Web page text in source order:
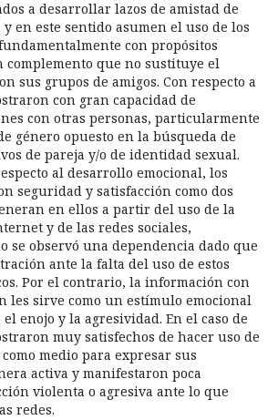
a desarrollar lazos de amistad de
en este sentido asumen el uso de los
con propósitos
complemento que no sustituye el
sus grupos de amigos. Con respecto a
con gran capacidad de
con otras personas, particularmente
género opuesto en la búsqueda de
de pareja y/o de identidad sexual.
al desarrollo emocional, los
seguridad y satisfacción como dos
en ellos a partir del uso de la
y de las redes sociales,
se observó una dependencia dado que
ante la falta del uso de estos
Por el contrario, la información con
les sirve como un estímulo emocional
enojo y la agresividad. En el caso de
muy satisfechos de hacer uso de
medio para expresar sus
activa y manifestaron poca
violenta o agresiva ante lo que
redes.